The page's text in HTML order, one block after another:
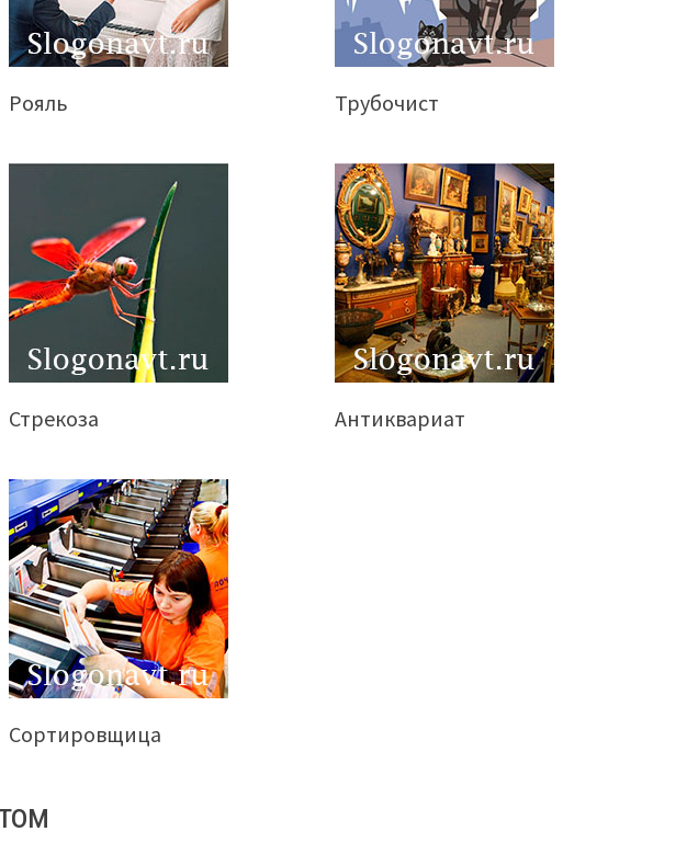
Рояль Трубочист
Стрекоза Антиквариат
Сортировщица